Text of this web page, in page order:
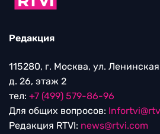
Редакция
115280, г. Москва, ул.
д. 26, этаж 2
тел: +7 (499) 579-86-96
Для общих вопросов:
Редакция RTVI: news@rtvi.com